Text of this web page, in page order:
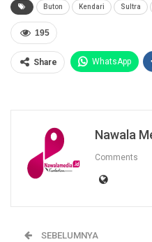
Buton Kendari Sultra
195
Share WhatsApp
Nawala
Comments
SEBELUMNYA